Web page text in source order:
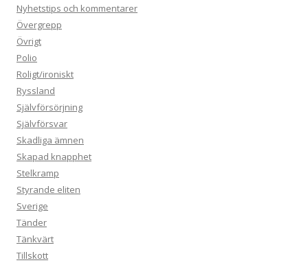
Nyhetstips och kommentarer
Övergrepp
Övrigt
Polio
Roligt/ironiskt
Ryssland
Självförsörjning
Självförsvar
Skadliga ämnen
Skapad knapphet
Stelkramp
Styrande eliten
Sverige
Tänder
Tänkvärt
Tillskott